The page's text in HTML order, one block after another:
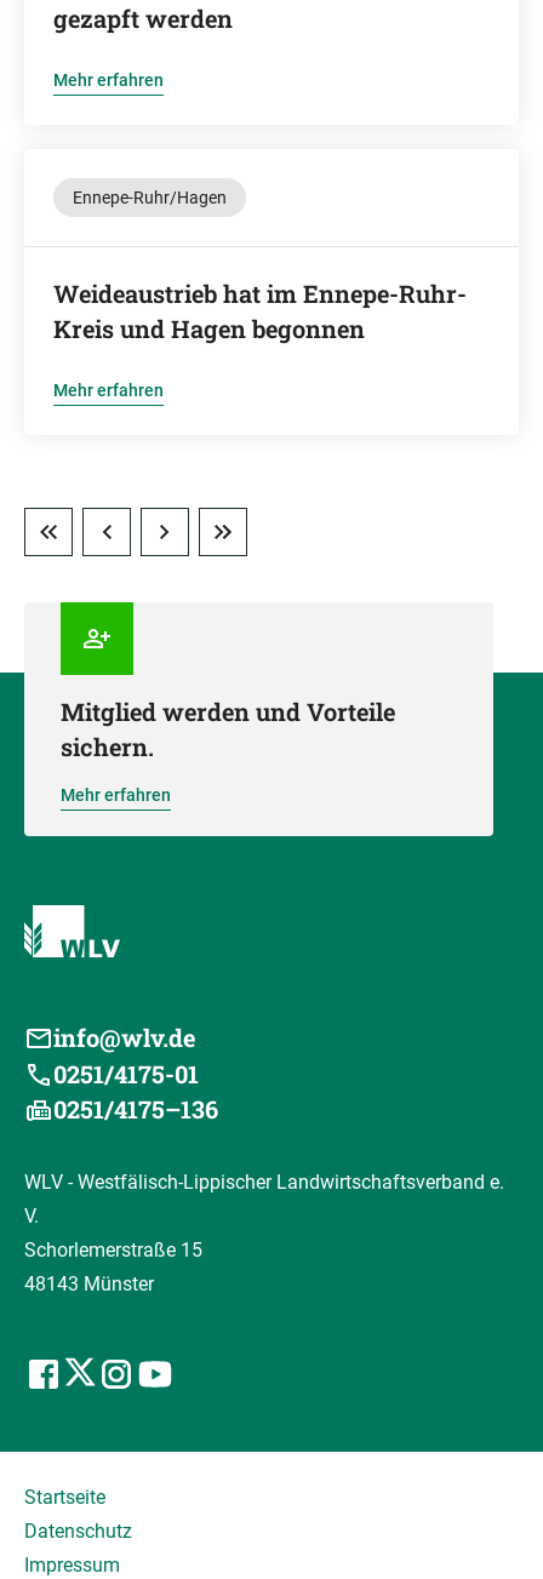
gezapft werden
Mehr erfahren
Ennepe-Ruhr/Hagen
Weideaustrieb hat im Ennepe-Ruhr-
Kreis und Hagen begonnen
Mehr erfahren
Mitglied werden und Vorteile
sichern.
Mehr erfahren
info@wlv.de
0251/4175-01
0251/4175–136
WLV - Westfälisch-Lippischer Landwirtschaftsverband e.
V.
Schorlemerstraße 15
48143 Münster
Startseite
Datenschutz
Impressum